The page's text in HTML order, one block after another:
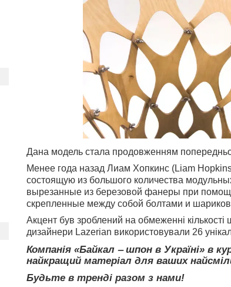
Дана модель стала продовженням
Менее года назад Лиам Хопкинс (Liam
состоящую из большого количества
вырезанные из березовой фанеры при
скрепленные между собой болтами и
Акцент був зроблений на обмеженні кількості
дизайнери Lazerian використовували 26
Компанія «Байкал ‒ шпон в Україні» в
найкращий матеріал для ваших
Будьте в тренді разом з нами!